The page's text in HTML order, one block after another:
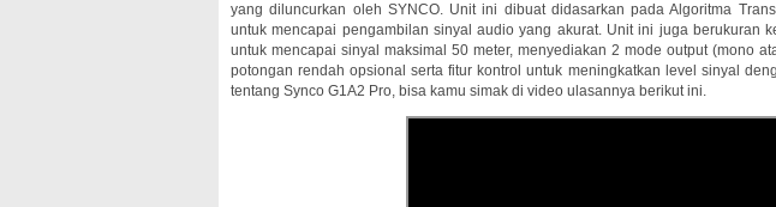
yang diluncurkan oleh SYNCO. Unit ini dibuat didasarkan pada Algoritma
untuk mencapai pengambilan sinyal audio yang akurat. Unit ini juga berukuran
untuk mencapai sinyal maksimal 50 meter, menyediakan 2 mode output (mono
potongan rendah opsional serta fitur kontrol untuk meningkatkan level sinyal
tentang Synco G1A2 Pro, bisa kamu simak di video ulasannya berikut ini.